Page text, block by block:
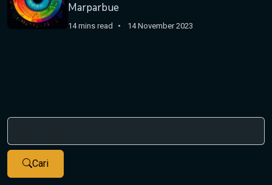
Marparbue
14 mins read 14 November 2023
Cari